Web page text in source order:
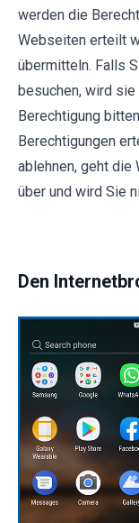
werden die
Webseiten erteilt
übermitteln. Falls
besuchen, wird
Berechtigung
Berechtigungen
ablehnen, geht die
über und wird Sie
Den